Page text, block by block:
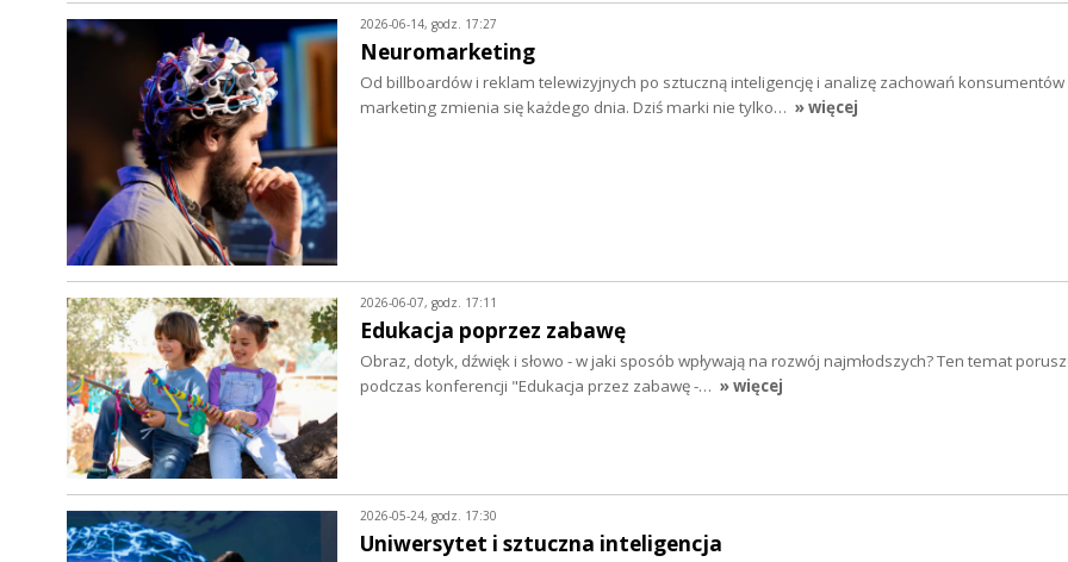
2026-06-14, godz. 17:27
Neuromarketing
Od billboardów i reklam telewizyjnych po sztuczną inteligencję i analizę zachowań konsumentów
marketing zmienia się każdego dnia. Dziś marki nie tylko… » więcej
2026-06-07, godz. 17:11
Edukacja poprzez zabawę
Obraz, dotyk, dźwięk i słowo - w jaki sposób wpływają na rozwój najmłodszych? Ten temat
podczas konferencji "Edukacja przez zabawę -… » więcej
2026-05-24, godz. 17:30
Uniwersytet i sztuczna inteligencja